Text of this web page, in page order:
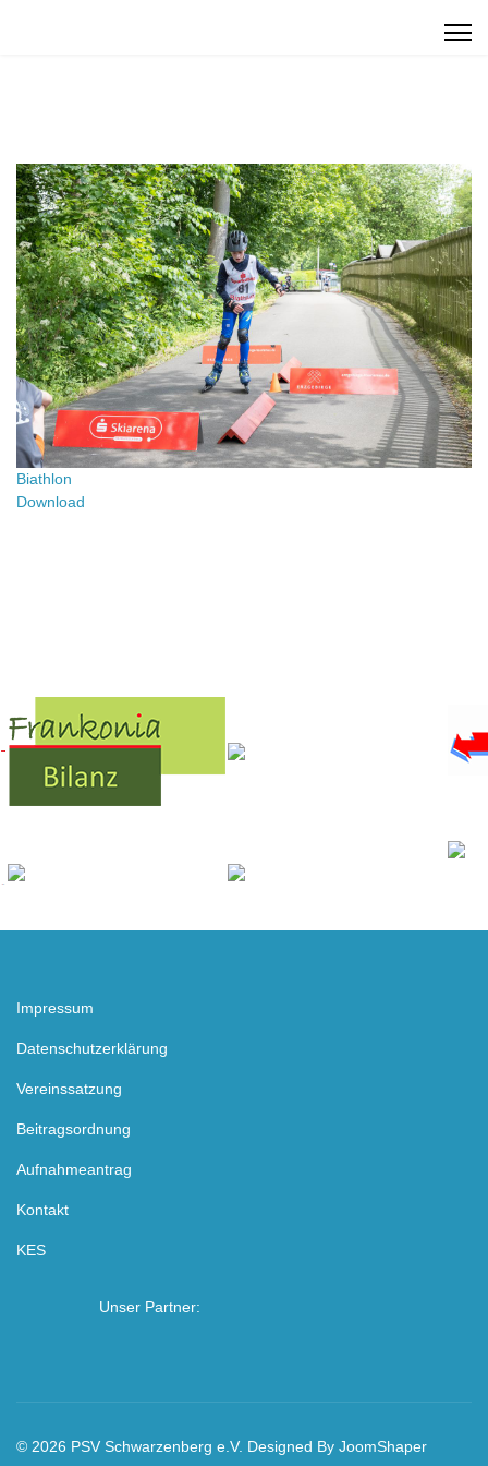
Biathlon
Download
Impressum
Datenschutzerklärung
Vereinssatzung
Beitragsordnung
Aufnahmeantrag
Kontakt
KES
Unser Partner:
© 2026 PSV Schwarzenberg e.V. Designed By JoomShaper